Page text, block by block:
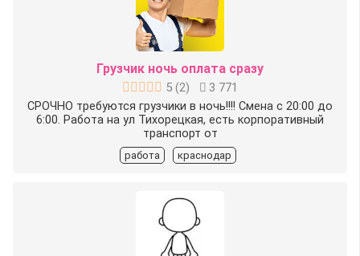
Грузчик ночь оплата сразу
5 (2)
3 771
СРОЧНО требуются грузчики в ночь!!!! Смена с 20:00 до
6:00. Работа на ул Тихорецкая, есть корпоративный
транспорт от
работа краснодар